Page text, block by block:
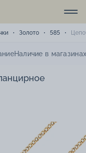
Золото 585
Наличие в